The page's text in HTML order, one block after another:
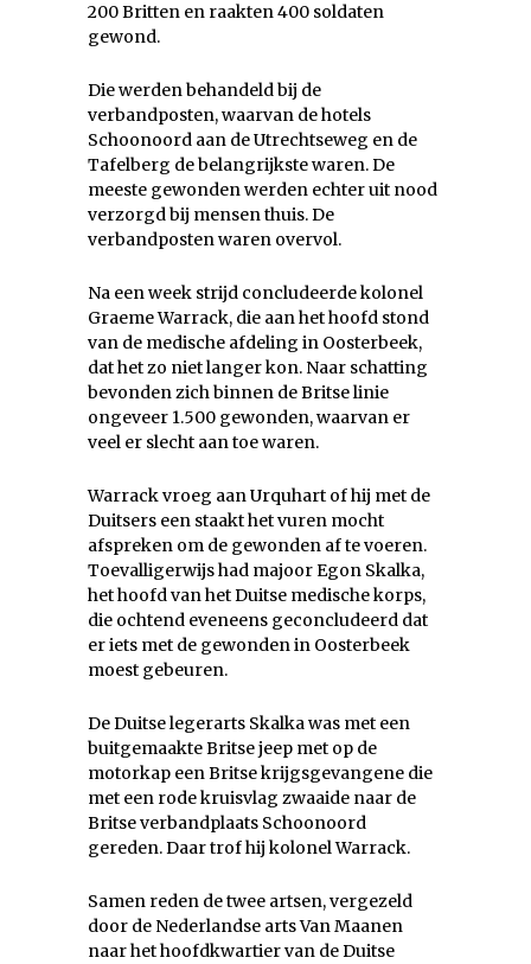
200 Britten en raakten 400 soldaten
gewond.
Die werden behandeld bij de
verbandposten, waarvan de hotels
Schoonoord aan de Utrechtseweg en de
Tafelberg de belangrijkste waren. De
meeste gewonden werden echter uit nood
verzorgd bij mensen thuis. De
verbandposten waren overvol.
Na een week strijd concludeerde kolonel
Graeme Warrack, die aan het hoofd stond
van de medische afdeling in Oosterbeek,
dat het zo niet langer kon. Naar schatting
bevonden zich binnen de Britse linie
ongeveer 1.500 gewonden, waarvan er
veel er slecht aan toe waren.
Warrack vroeg aan Urquhart of hij met de
Duitsers een staakt het vuren mocht
afspreken om de gewonden af te voeren.
Toevalligerwijs had majoor Egon Skalka,
het hoofd van het Duitse medische korps,
die ochtend eveneens geconcludeerd dat
er iets met de gewonden in Oosterbeek
moest gebeuren.
De Duitse legerarts Skalka was met een
buitgemaakte Britse jeep met op de
motorkap een Britse krijgsgevangene die
met een rode kruisvlag zwaaide naar de
Britse verbandplaats Schoonoord
gereden. Daar trof hij kolonel Warrack.
Samen reden de twee artsen, vergezeld
door de Nederlandse arts Van Maanen
naar het hoofdkwartier van de Duitse